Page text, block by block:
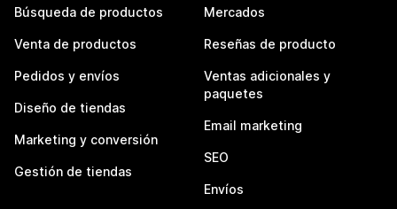
Búsqueda de productos
Venta de productos
Pedidos y envíos
Diseño de tiendas
Marketing y conversión
Gestión de tiendas
Mercados
Reseñas de producto
Ventas adicionales y
paquetes
Email marketing
SEO
Envíos